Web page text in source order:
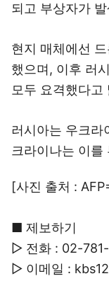
되고 부상자가
현지 매체에선
했으며, 이후 러
모두 요격했다고
러시아는 우크라
크라이나는 이를
[사진 출처 :
■ 제보하기
▷ 전화 : 02-
▷ 이메일 :